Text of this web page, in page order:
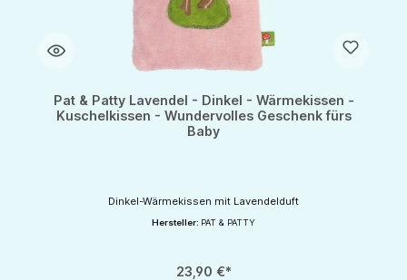
Pat & Patty Lavendel - Dinkel - Wärmekissen -
Kuschelkissen - Wundervolles Geschenk fürs
Baby
Dinkel-Wärmekissen mit Lavendelduft
Hersteller: PAT & PATTY
23,90 €*